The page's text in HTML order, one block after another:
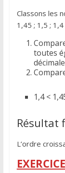
Classons les
1,45 ; 1,5 ; 1,4
toutes
1,4 <
Résultat
L’ordre